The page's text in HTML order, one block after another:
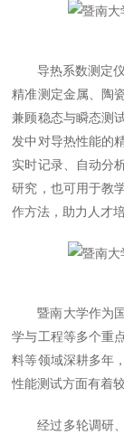
导热系数测定
精准测定金属、陶
兼顾稳态与瞬态测
发中对导热性能的
实时记录、自动分
研究，也可用于教
作方法，助力人才
暨南大学作为
学与工程等多个重
料等领域深耕多年
性能测试方面有着
经过多轮调研